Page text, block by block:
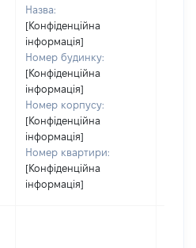
Назва:
[Конфіденційна
інформація]
Номер будинку:
[Конфіденційна
інформація]
Номер корпусу:
[Конфіденційна
інформація]
Номер квартири:
[Конфіденційна
інформація]